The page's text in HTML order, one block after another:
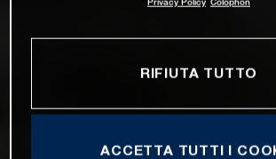
RIFIUTA TUTTO
ACCETTA TUTTI I